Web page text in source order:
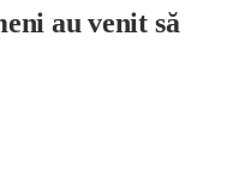
au venit să